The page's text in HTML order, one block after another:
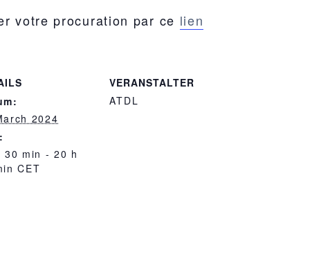
votre procuration par ce lien
2024
30 min - 20 h
CET
VERANSTALTER
ATDL